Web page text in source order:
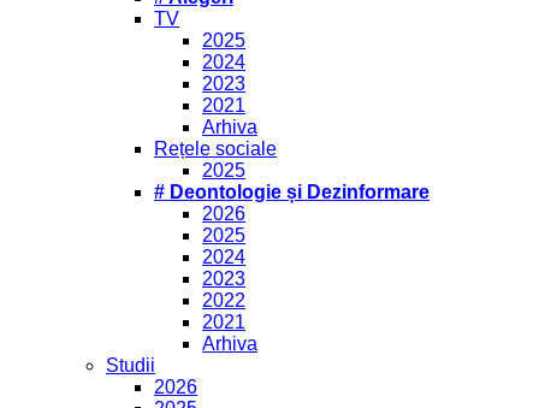
TV
2025
2024
2023
2021
Arhiva
Rețele sociale
2025
# Deontologie și Dezinformare
2026
2025
2024
2023
2022
2021
Arhiva
Studii
2026